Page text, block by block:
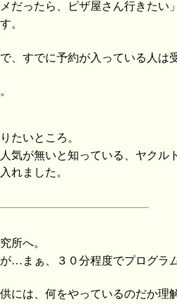
だったら、ピザ屋さん行きたい
。
、すでに予約が入っている人は
たいところ。
が無いと知っている、ヤクル
れました。
所へ。
…まぁ、３０分程度でプログラ
には、何をやっているのだか理